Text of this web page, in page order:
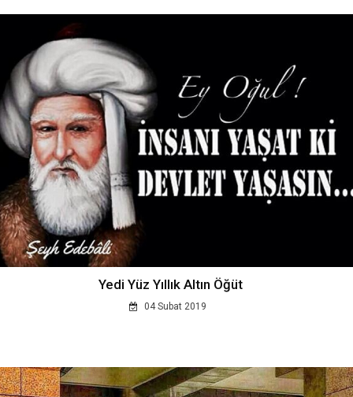
Yedi Yüz Yıllık Altın Öğüt
04 Subat 2019